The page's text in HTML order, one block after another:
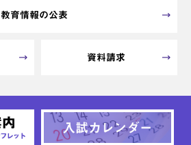
教育情報の公表
資料請求